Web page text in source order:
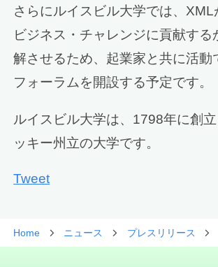
さらにルイスビル大学では、XML
ビジネス・チャレンジに貢献する
解させるため、起業家と共に活動
フォーラムを開設する予定です。
ルイスビル大学は、1798年に創
ッキー州立の大学です。
Tweet
Home ニュース プレスリリース